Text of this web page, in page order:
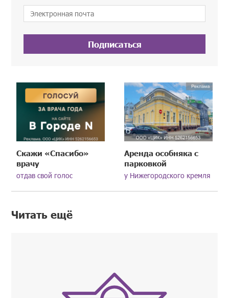
Подписаться
Скажи «Спасибо»
врачу
отдав свой голос
Аренда особняка с
парковкой
у Нижегородского кремля
Читать ещё